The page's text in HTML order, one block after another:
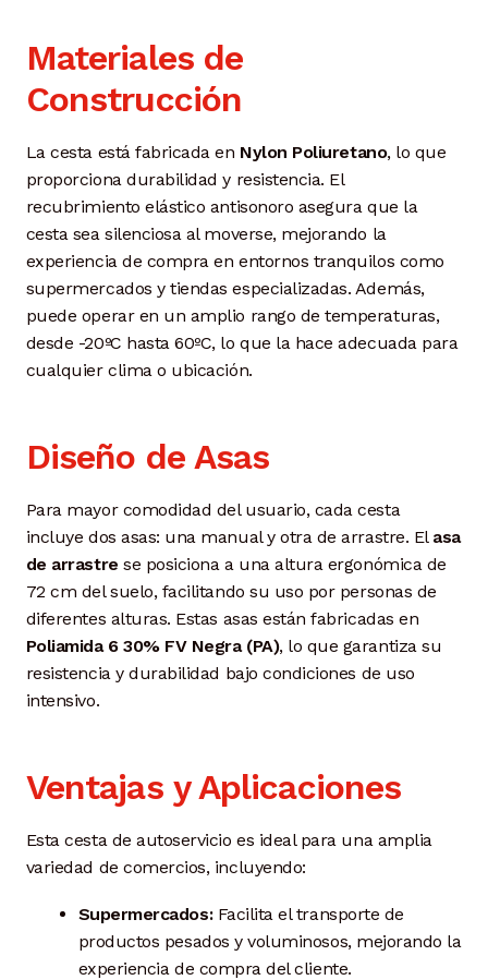
Materiales de
Construcción
La cesta está fabricada en Nylon Poliuretano, lo que
proporciona durabilidad y resistencia. El
recubrimiento elástico antisonoro asegura que la
cesta sea silenciosa al moverse, mejorando la
experiencia de compra en entornos tranquilos como
supermercados y tiendas especializadas. Además,
puede operar en un amplio rango de temperaturas,
desde -20ºC hasta 60ºC, lo que la hace adecuada para
cualquier clima o ubicación.
Diseño de Asas
Para mayor comodidad del usuario, cada cesta
incluye dos asas: una manual y otra de arrastre. El asa
de arrastre se posiciona a una altura ergonómica de
72 cm del suelo, facilitando su uso por personas de
diferentes alturas. Estas asas están fabricadas en
Poliamida 6 30% FV Negra (PA), lo que garantiza su
resistencia y durabilidad bajo condiciones de uso
intensivo.
Ventajas y Aplicaciones
Esta cesta de autoservicio es ideal para una amplia
variedad de comercios, incluyendo:
Supermercados:Facilita el transporte de
productos pesados y voluminosos, mejorando la
experiencia de compra del cliente.